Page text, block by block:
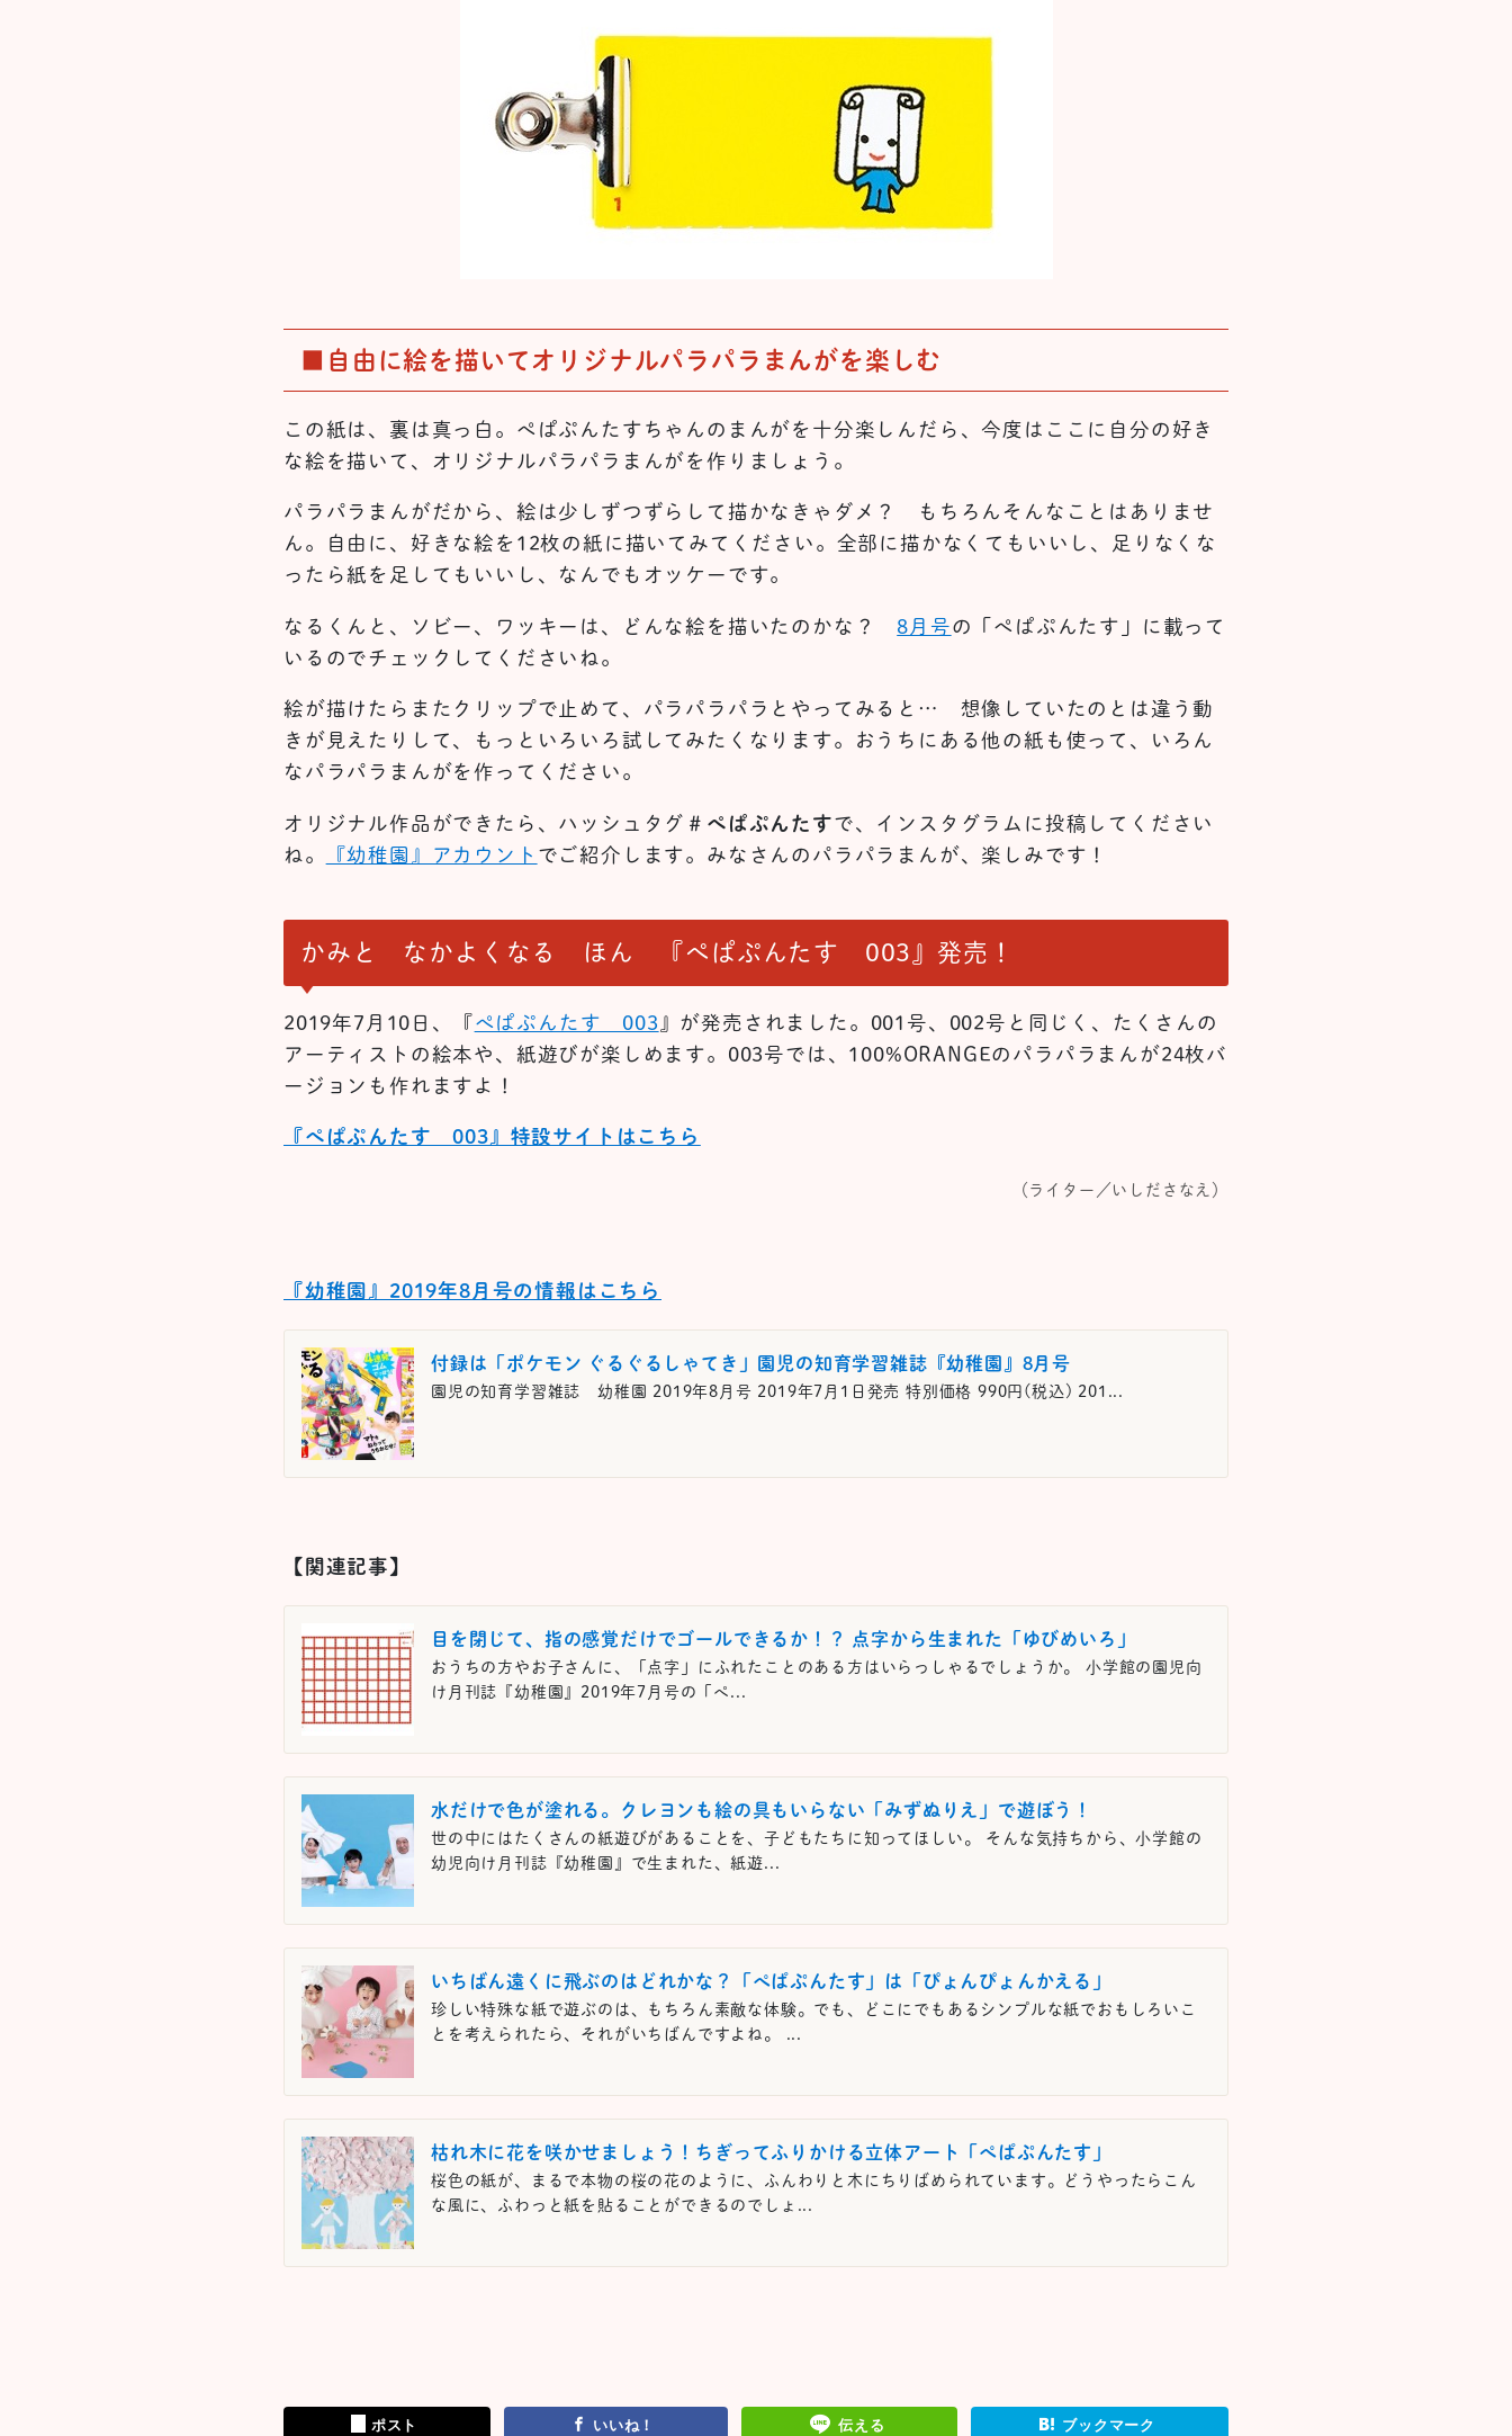
■自由に絵を描いてオリジナルパラパラまんがを楽しむ
この紙は、裏は真っ白。ぺぱぷんたすちゃんのまんがを十分楽しんだら、今度はここに自分の好き
な絵を描いて、オリジナルパラパラまんがを作りましょう。
パラパラまんがだから、絵は少しずつずらして描かなきゃダメ？ もちろんそんなことはありませ
ん。自由に、好きな絵を12枚の紙に描いてみてください。全部に描かなくてもいいし、足りなくな
ったら紙を足してもいいし、なんでもオッケーです。
なるくんと、ソビー、ワッキーは、どんな絵を描いたのかな？ 8月号の「ぺぱぷんたす」に載って
いるのでチェックしてくださいね。
絵が描けたらまたクリップで止めて、パラパラパラとやってみると… 想像していたのとは違う動
きが見えたりして、もっといろいろ試してみたくなります。おうちにある他の紙も使って、いろん
なパラパラまんがを作ってください。
オリジナル作品ができたら、ハッシュタグ ＃ぺぱぷんたすで、インスタグラムに投稿してください
ね。
『幼稚園』アカウント でご紹介します。みなさんのパラパラまんが、楽しみです！
かみと なかよくなる ほん 『ぺぱぷんたす 003』発売！
2019年7月10日、『 ぺぱぷんたす 003 』が発売されました。001号、002号と同じく、たくさんの
アーティストの絵本や、紙遊びが楽しめます。003号では、100%ORANGEのパラパラまんが24枚バ
ージョンも作れますよ！
『ぺぱぷんたす 003』特設サイトはこちら
（ライター／いしださなえ）
『幼稚園』2019年8月号の情報はこちら
付録は「ポケモン ぐるぐるしゃてき」園児の知育学習雑誌『幼稚園』8月号
園児の知育学習雑誌 幼稚園 2019年8月号 2019年7月1日発売 特別価格 990円(税込) 201...
【関連記事】
目を閉じて、指の感覚だけでゴールできるか！？ 点字から生まれた「ゆびめいろ」
おうちの方やお子さんに、「点字」にふれたことのある方はいらっしゃるでしょうか。 小学館の園児向
け月刊誌『幼稚園』2019年7月号の「ぺ...
水だけで色が塗れる。クレヨンも絵の具もいらない「みずぬりえ」で遊ぼう！
世の中にはたくさんの紙遊びがあることを、子どもたちに知ってほしい。 そんな気持ちから、小学館の
幼児向け月刊誌『幼稚園』で生まれた、紙遊...
いちばん遠くに飛ぶのはどれかな？「ぺぱぷんたす」は「ぴょんぴょんかえる」
珍しい特殊な紙で遊ぶのは、もちろん素敵な体験。でも、どこにでもあるシンプルな紙でおもしろいこ
とを考えられたら、それがいちばんですよね。 ...
枯れ木に花を咲かせましょう！ちぎってふりかける立体アート「ぺぱぷんたす」
桜色の紙が、まるで本物の桜の花のように、ふんわりと木にちりばめられています。どうやったらこん
な風に、ふわっと紙を貼ることができるのでしょ...
ポスト いいね！ 伝える ブックマーク